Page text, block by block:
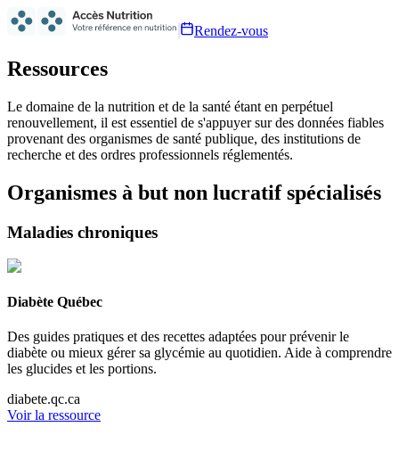
Rendez-vous
Ressources
Le domaine de la nutrition et de la santé étant en perpétuel
renouvellement, il est essentiel de s'appuyer sur des données fiables
provenant des organismes de santé publique, des institutions de
recherche et des ordres professionnels réglementés.
Organismes à but non lucratif spécialisés
Maladies chroniques
Diabète Québec
Des guides pratiques et des recettes adaptées pour prévenir le
diabète ou mieux gérer sa glycémie au quotidien. Aide à comprendre
les glucides et les portions.
diabete.qc.ca
Voir la ressource